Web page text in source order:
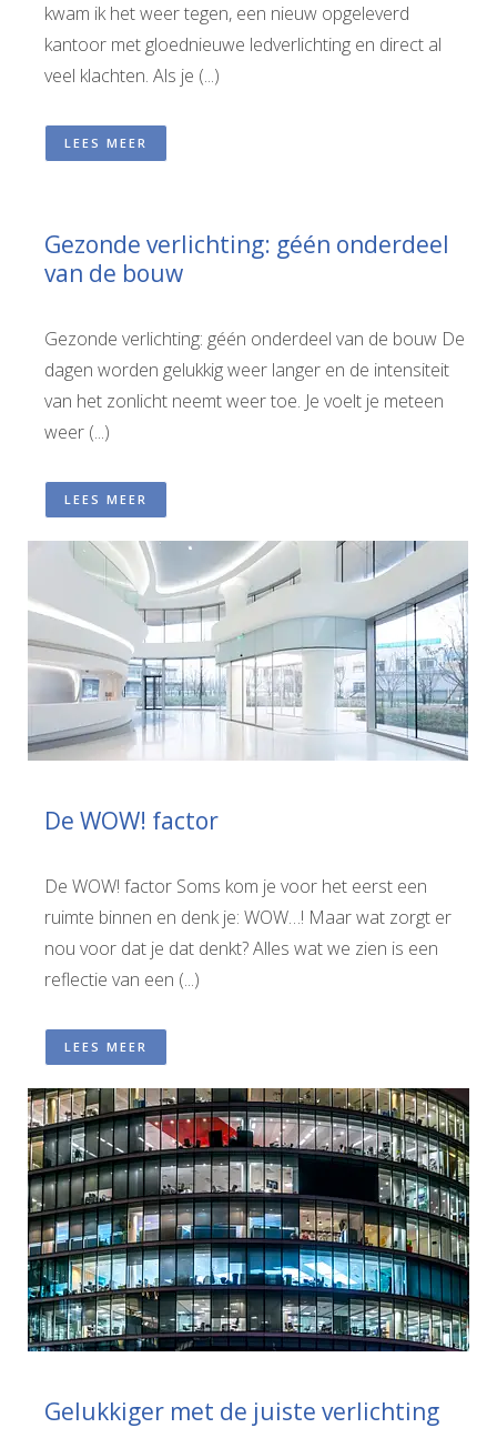
kwam ik het weer tegen, een nieuw opgeleverd
kantoor met gloednieuwe ledverlichting en direct al
veel klachten. Als je (...)
LEES MEER
Gezonde verlichting: géén onderdeel
van de bouw
Gezonde verlichting: géén onderdeel van de bouw De
dagen worden gelukkig weer langer en de intensiteit
van het zonlicht neemt weer toe. Je voelt je meteen
weer (...)
LEES MEER
De WOW! factor
De WOW! factor Soms kom je voor het eerst een
ruimte binnen en denk je: WOW…! Maar wat zorgt er
nou voor dat je dat denkt? Alles wat we zien is een
reflectie van een (...)
LEES MEER
Gelukkiger met de juiste verlichting